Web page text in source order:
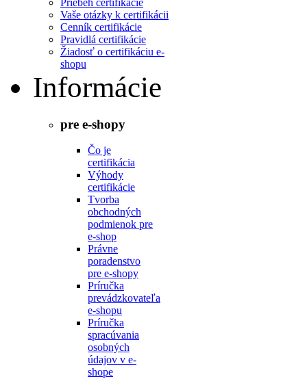
Priebeh certifikácie
Vaše otázky k certifikácii
Cenník certifikácie
Pravidlá certifikácie
Žiadosť o certifikáciu e-
shopu
Informácie
pre e-shopy
Čo je
certifikácia
Výhody
certifikácie
Tvorba
obchodných
podmienok pre
e-shop
Právne
poradenstvo
pre e-shopy
Príručka
prevádzkovateľa
e-shopu
Príručka
spracúvania
osobných
údajov v e-
shope